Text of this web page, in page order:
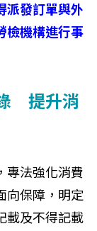
派發訂單與外
檢機構進行事
提升消
專法強化消費
向保障，明定
載及不得記載